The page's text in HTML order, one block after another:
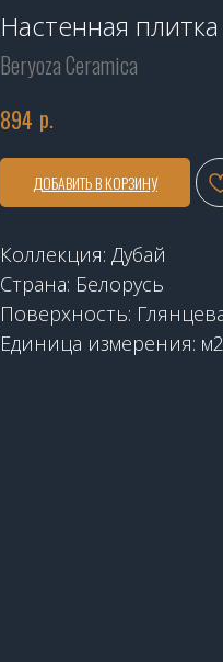
Настенная
Beryoza Ceramica
894 р.
ДОБАВИТЬ В КОРЗИНУ
Коллекция: Дубай
Страна: Белорусь
Поверхность:
Единица измерения: м2